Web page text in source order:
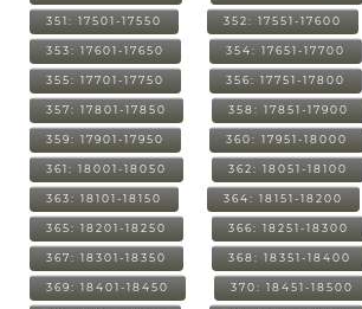
351: 17501-17550 352: 17551-17600
353: 17601-17650 354: 17651-17700
355: 17701-17750 356: 17751-17800
357: 17801-17850 358: 17851-17900
359: 17901-17950 360: 17951-18000
361: 18001-18050 362: 18051-18100
363: 18101-18150 364: 18151-18200
365: 18201-18250 366: 18251-18300
367: 18301-18350 368: 18351-18400
369: 18401-18450 370: 18451-18500